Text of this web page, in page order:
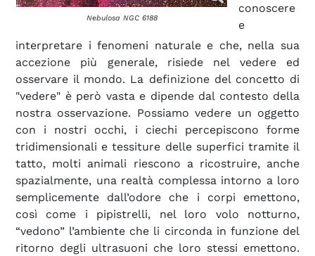
Nebulosa NGC 6188
conoscere
e
interpretare i fenomeni naturale e che, nella sua
accezione più generale, risiede nel vedere ed
osservare il mondo. La definizione del concetto di
"vedere" è però vasta e dipende dal contesto della
nostra osservazione. Possiamo vedere un oggetto
con i nostri occhi, i ciechi percepiscono forme
tridimensionali e tessiture delle superfici tramite il
tatto, molti animali riescono a ricostruire, anche
spazialmente, una realtà complessa intorno a loro
semplicemente dall’odore che i corpi emettono,
così come i pipistrelli, nel loro volo notturno,
“vedono” l’ambiente che li circonda in funzione del
ritorno degli ultrasuoni che loro stessi emettono.